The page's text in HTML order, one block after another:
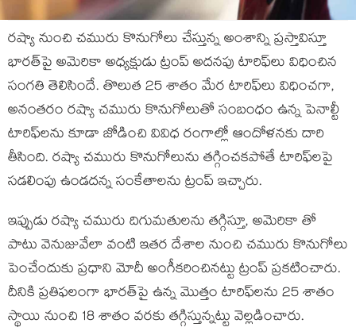
రష్యా నుంచి చమురు కొనుగోలు చేస్తున్న అంశాన్ని ప్రస్తావిస్తూ
భారత్‌పై అమెరికా అధ్యక్షుడు ట్రంప్ అదనపు టారిఫ్‌లు విధించిన
సంగతి తెలిసిందే. తొలుత 25 శాతం మేర టారిఫ్‌లు విధించగా,
అనంతరం రష్యా చమురు కొనుగోలుతో సంబంధం ఉన్న పెనాల్టీ
టారిఫ్‌లను కూడా జోడించి వివిధ రంగాల్లో ఆందోళనకు దారి
తీసింది. రష్యా చమురు కొనుగోలును తగ్గించకపోతే టారిఫ్‌లపై
సడలింపు ఉండదన్న సంకేతాలను ట్రంప్ ఇచ్చారు.
ఇప్పుడు రష్యా చమురు దిగుమతులను తగ్గిస్తూ, అమెరికా తో
పాటు వెనుజువేలా వంటి ఇతర దేశాల నుంచి చమురు కొనుగోలు
పెంచేందుకు ప్రధాని మోదీ అంగీకరించినట్టు ట్రంప్ ప్రకటించారు.
దీనికి ప్రతిఫలంగా భారత్‌పై ఉన్న మొత్తం టారిఫ్‌లను 25 శాతం
స్థాయి నుంచి 18 శాతం వరకు తగ్గిస్తున్నట్టు వెల్లడించారు.